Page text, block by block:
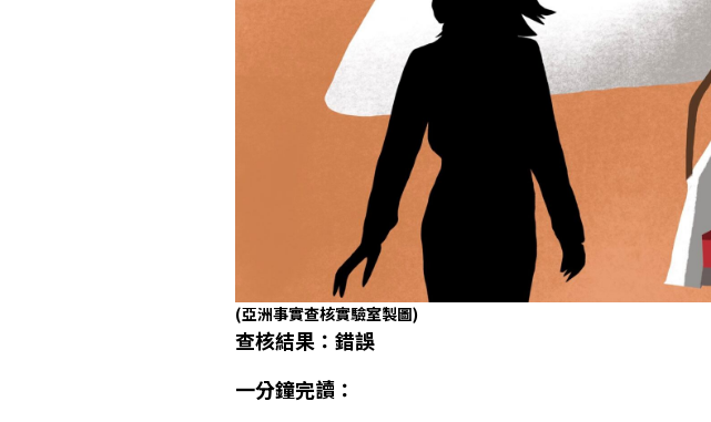
(亞洲事實查核實驗室製圖)
查核結果：錯誤
一分鐘完讀：